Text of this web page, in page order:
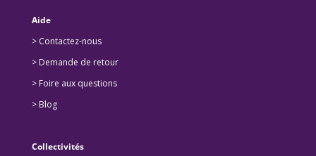
Aide
> Contactez-nous
> Demande de retour
> Foire aux questions
> Blog
Collectivités